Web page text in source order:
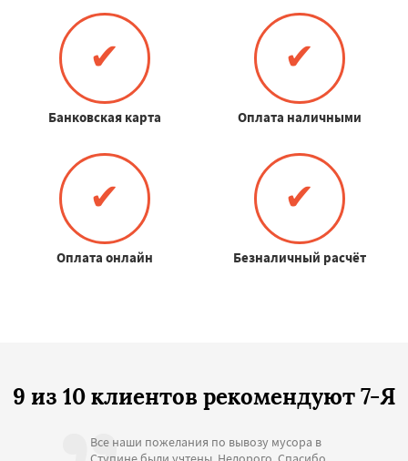
✔
Банковская карта
✔
Оплата наличными
✔
Оплата онлайн
✔
Безналичный расчёт
9 из 10 клиентов рекомендуют 7-Я
Все наши пожелания по вывозу мусора в